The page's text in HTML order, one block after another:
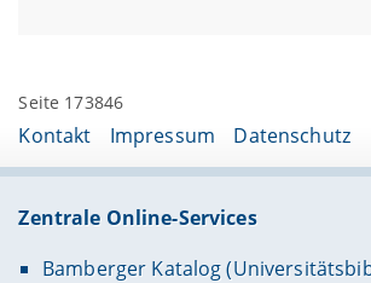
Seite 173846
Kontakt Impressum Datenschutz
Zentrale Online-Services
Bamberger Katalog